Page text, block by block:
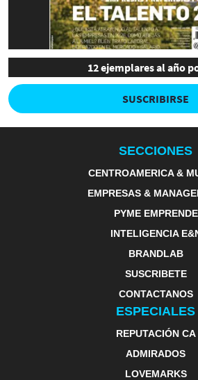
12 ejemplares al año
SUSCRIBIRSE
SECCIONES
CENTROAMERICA &
EMPRESAS &
PYME EMPRENDE
INTELIGENCIA
BRANDLAB
SUSCRIBETE
CONTACTANOS
ESPECIALES
REPUTACIÓN CA
ADMIRADOS
LOVEMARKS